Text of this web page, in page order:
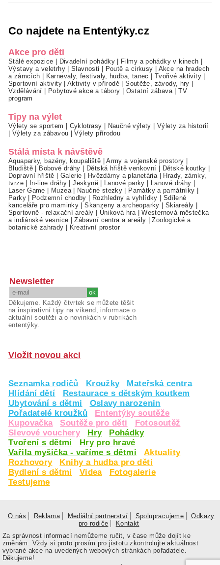
Co najdete na Ententýky.cz
Akce pro děti
Stálé expozice Divadelní pohádky Filmy a pohádky v kinech
Výstavy a veletrhy|Slavnosti Poutě a cirkusy
Akce na hradech
a zámcích
Karnevaly, festivaly, hudba, tanec Tvořivé aktivity
Sportovní aktivity|Aktivity v přírodě |Soutěže, závody, hry
Vzdělávání
Pobytové akce a tábory Ostatní zábava|TV
program
Tipy na výlet
Výlety se sportem Cyklotrasy Naučné výlety
Výlety za historií
Výlety za zábavou |Výlety přírodou
Stálá místa k návštěvě
Aquaparky, bazény, koupaliště |Army a vojenské prostory
Bludiště
Bobové dráhy Dětská hřiště venkovní Dětské koutky
Dopravní hřiště
Galerie Hvězdárny a planetária|
Hrady, zámky,
tvrze| In-line dráhy |Jeskyně| Lanové parky Lanové dráhy
Laser Game
Muzea| Naučné stezky Památky a památníky
Parky| Podzemní chodby Rozhledny a vyhlídky
Sdílené
kanceláře pro maminky |Skanzeny a archeoparky Skiareály
Sportovně - relaxační areály
Úniková hra|Westernová městečka
a indiánské vesnice |Zábavní centra a areály |Zoologické a
botanické zahrady
Kreativní prostor
Newsletter
Děkujeme. Každý čtvrtek se můžete těšit
na inspirativní tipy na víkend, informace o
aktuální soutěži a o novinkách v rubrikách
ententýky.
Vložit novou akci
Seznamka rodičů Kroužky
Mateřská centra
Hlídání dětí
Restaurace s dětským koutkem
Ubytování s dětmi
Oslavy narozenin
Pořadatelé kroužků
Ententýky soutěže
Kupovačka
Soutěže pro děti
Fotosoutěž
Slevové vouchery
Hry
Pohádky
Tvoření s dětmi
Hry pro hravé
Vařila myšička - vaříme s dětmi
Aktuality
Rozhovory
Knihy a hudba pro děti
Bydlení s dětmi
Videa
Fotogalerie
Testujeme
O nás Reklama Mediální partnerství Spolupracujeme
Odkazy
pro rodiče
Kontakt
Za správnost informací nemůžeme ručit, v čase může dojít ke
změnám. Vždy si proto prosím pro jistotu zkontrolujte aktuálnost
vybrané akce na uvedených webových stránkách pořadatele.
Děkujeme!